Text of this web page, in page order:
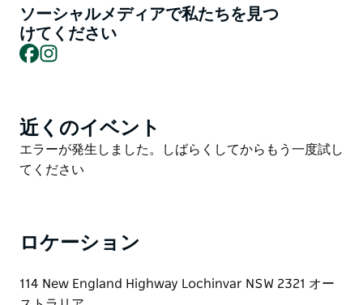
意しています。全室エアコン、専用バスルーム、バー冷
蔵庫を完備しています。料金にはコンチネンタルブレッ
クファースト、紅茶とコーヒーも含まれています。
ロチンバー・ホテルのビストロでは、美味しいお食事と
冷たいお飲み物をご用意しております。
ソーシャルメディアで私たちを見つ
けてください
Facebook
Product
List
近くのイベント
Product
List
エラーが発生しました。しばらくしてからもう一度試し
てください
ロケーション
114 New England Highway Lochinvar NSW 2321 オー